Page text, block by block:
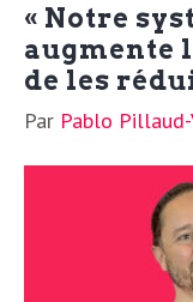
« Notre
augmente
de les
Par Pablo